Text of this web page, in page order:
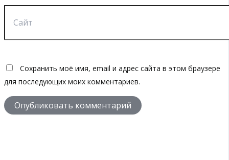
Сайт
Сохранить моё имя, email и адрес сайта в этом браузере
для последующих моих комментариев.